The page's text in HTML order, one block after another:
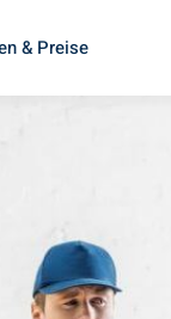
& Preise